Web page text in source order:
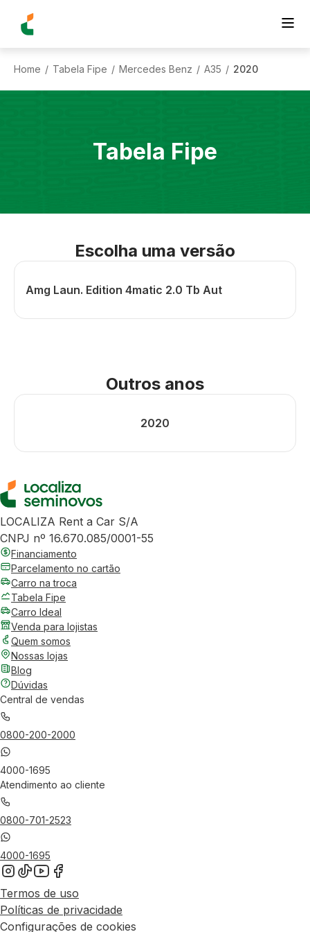
Home / Tabela Fipe / Mercedes Benz / A35 / 2020
Tabela Fipe
Escolha uma versão
Amg Laun. Edition 4matic 2.0 Tb Aut
Outros anos
2020
LOCALIZA Rent a Car S/A
CNPJ nº 16.670.085/0001-55
Financiamento
Parcelamento no cartão
Carro na troca
Tabela Fipe
Carro Ideal
Venda para lojistas
Quem somos
Nossas lojas
Blog
Dúvidas
Central de vendas
0800-200-2000
4000-1695
Atendimento ao cliente
0800-701-2523
4000-1695
Termos de uso
Políticas de privacidade
Configurações de cookies